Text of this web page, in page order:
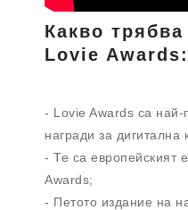
Какво
Lovie Awards:
- Lovie Awards са най-
награди за дигитална
- Те са европейският
Awards;
- Петото издание на